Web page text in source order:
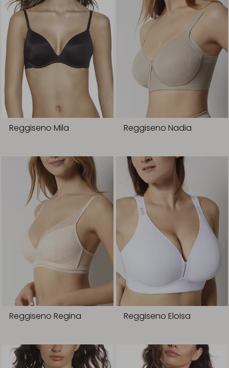
Reggiseno Mila Reggiseno Nadia
Reggiseno Regina Reggiseno Eloisa